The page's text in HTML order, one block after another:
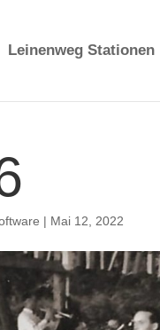
Leinenweg Stationen
| Mai 12, 2022